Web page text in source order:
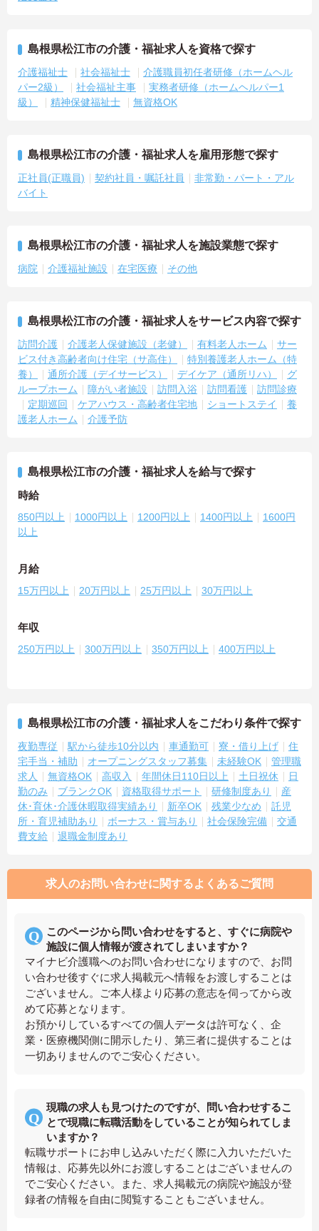
島根県松江市の介護・福祉求人を資格で探す
介護福祉士 社会福祉士
介護職員初任者研修（ホームヘル
パー2級）
社会福祉主事
実務者研修（ホームヘルパー1
級）
精神保健福祉士 無資格OK
島根県松江市の介護・福祉求人を雇用形態で探す
正社員(正職員) 契約社員・嘱託社員
非常勤・パート・アル
バイト
島根県松江市の介護・福祉求人を施設業態で探す
病院 介護福祉施設 在宅医療 その他
島根県松江市の介護・福祉求人をサービス内容で探す
訪問介護 介護老人保健施設（老健） 有料老人ホーム
サー
ビス付き高齢者向け住宅（サ高住）
特別養護老人ホーム（特
養）
通所介護（デイサービス） デイケア（通所リハ）
グ
ループホーム
障がい者施設 訪問入浴 訪問看護
訪問診療
定期巡回
ケアハウス・高齢者住宅地 ショートステイ
養
護老人ホーム
介護予防
島根県松江市の介護・福祉求人を給与で探す
時給
850円以上 1000円以上 1200円以上 1400円以上
1600円
以上
月給
15万円以上 20万円以上 25万円以上 30万円以上
年収
250万円以上 300万円以上 350万円以上 400万円以上
島根県松江市の介護・福祉求人をこだわり条件で探す
夜勤専従 駅から徒歩10分以内 車通勤可 寮・借り上げ
住
宅手当・補助
オープニングスタッフ募集 未経験OK
管理職
求人
無資格OK 高収入 年間休日110日以上 土日祝休
日
勤のみ
ブランクOK 資格取得サポート 研修制度あり
産
休･育休･介護休暇取得実績あり
新卒OK 残業少なめ
託児
所・育児補助あり
ボーナス・賞与あり 社会保険完備
交通
費支給
退職金制度あり
求人のお問い合わせに関するよくあるご質問
このページから問い合わせをすると、すぐに病院や
施設に個人情報が渡されてしまいますか？
マイナビ介護職へのお問い合わせになりますので、お問
い合わせ後すぐに求人掲載元へ情報をお渡しすることは
ございません。ご本人様より応募の意志を伺ってから改
めて応募となります。
お預かりしているすべての個人データは許可なく、企
業・医療機関側に開示したり、第三者に提供することは
一切ありませんのでご安心ください。
現職の求人も見つけたのですが、問い合わせするこ
とで現職に転職活動をしていることが知られてしま
いますか？
転職サポートにお申し込みいただく際に入力いただいた
情報は、応募先以外にお渡しすることはございませんの
でご安心ください。また、求人掲載元の病院や施設が登
録者の情報を自由に閲覧することもございません。